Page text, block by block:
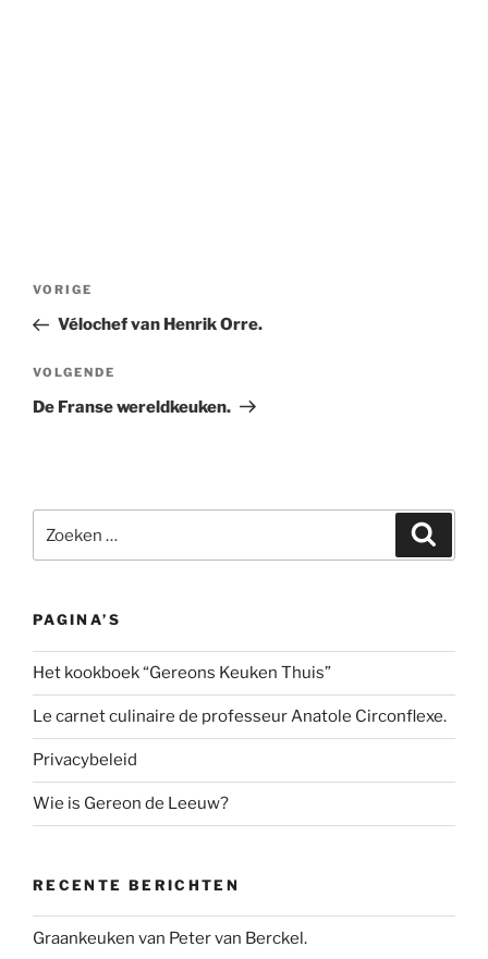
Bericht
Vorig
bericht
VORIGE
Vélochef van Henrik Orre.
Volgend
bericht
VOLGENDE
De Franse wereldkeuken.
naar:
PAGINA’S
Het kookboek “Gereons Keuken Thuis”
Le carnet culinaire de professeur Anatole Circonflexe.
Privacybeleid
Wie is Gereon de Leeuw?
RECENTE BERICHTEN
Graankeuken van Peter van Berckel.